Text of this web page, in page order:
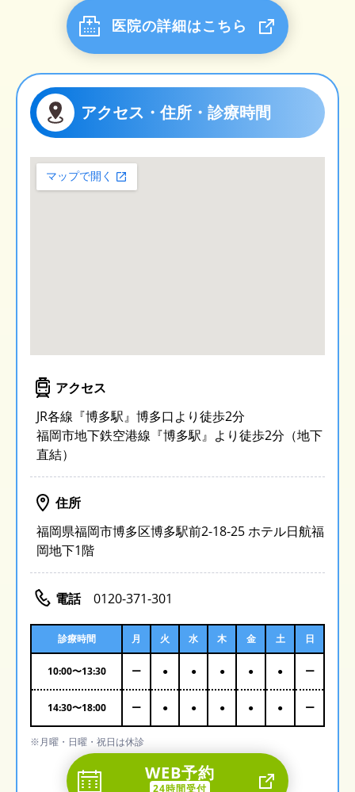
医院の詳細はこちら
アクセス・住所・診療時間
アクセス
JR各線『博多駅』博多口より徒歩2分
福岡市地下鉄空港線『博多駅』より徒歩2分（地下
直結）
住所
福岡県福岡市博多区博多駅前2-18-25 ホテル日航福
岡地下1階
電話 0120-371-301
診療時間 月 火 水 木 金 土 日
10:00〜13:30 ー ● ● ● ● ● ー
14:30〜18:00 ー ● ● ● ● ● ー
※月曜・日曜・祝日は休診
WEB予約
24時間受付